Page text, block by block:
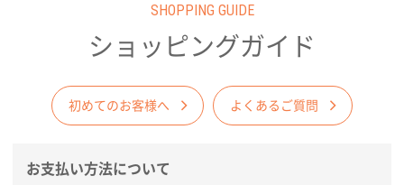
東京都D社様
【オーダー商品】特別ご注文ページ04
1000枚
柔軟かつスピーディーに対応してくれたため
ラミネート紙袋 規格L1サイズ(A4対応)
SHOPPING GUIDE
ショッピングガイド
初めてのお客様へ よくあるご質問
お支払い方法について